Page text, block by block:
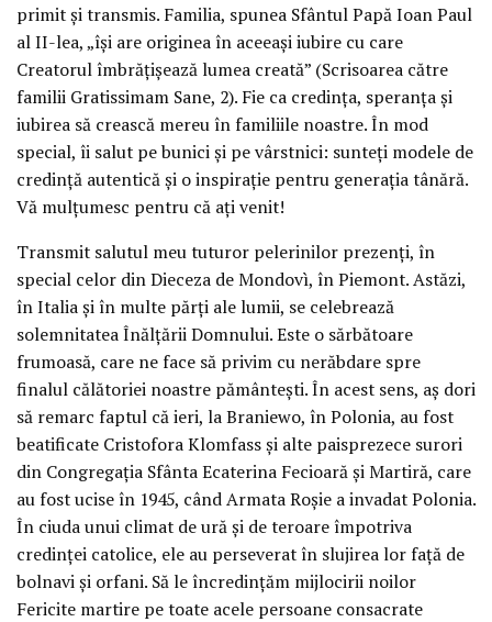
primit și transmis. Familia, spunea Sfântul Papă Ioan Paul
al II-lea, „își are originea în aceeași iubire cu care
Creatorul îmbrățișează lumea creată” (Scrisoarea către
familii Gratissimam Sane, 2). Fie ca credința, speranța și
iubirea să crească mereu în familiile noastre. În mod
special, îi salut pe bunici și pe vârstnici: sunteți modele de
credință autentică și o inspirație pentru generația tânără.
Vă mulțumesc pentru că ați venit!
Transmit salutul meu tuturor pelerinilor prezenți, în
special celor din Dieceza de Mondovì, în Piemont. Astăzi,
în Italia și în multe părți ale lumii, se celebrează
solemnitatea Înălțării Domnului. Este o sărbătoare
frumoasă, care ne face să privim cu nerăbdare spre
finalul călătoriei noastre pământești. În acest sens, aș dori
să remarc faptul că ieri, la Braniewo, în Polonia, au fost
beatificate Cristofora Klomfass și alte paisprezece surori
din Congregația Sfânta Ecaterina Fecioară și Martiră, care
au fost ucise în 1945, când Armata Roșie a invadat Polonia.
În ciuda unui climat de ură și de teroare împotriva
credinței catolice, ele au perseverat în slujirea lor față de
bolnavi și orfani. Să le încredințăm mijlocirii noilor
Fericite martire pe toate acele persoane consacrate